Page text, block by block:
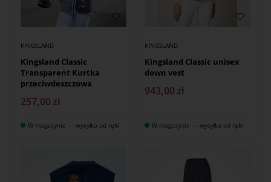
KINGSLAND
Kingsland Classic
Transparent Kurtka
przeciwdeszczowa
257,00 zł
W magazynie — wysyłka od ręki
KINGSLAND
Kingsland Classic unisex
down vest
943,00 zł
W magazynie — wysyłka od ręki